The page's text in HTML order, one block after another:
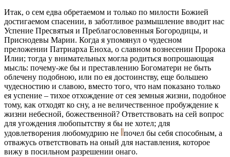
Итак, о сем едва обретаемом и только по милости Божией
достигаемом спасении, в заботливое размышление вводит нас
Успение Пресвятыя и Преблагословенныя Богородицы, и
Приснодевы Марии. Когда я упомянул о чудесном
преложении Патриарха Еноха, о славном вознесении Пророка
Илии; тогда у внимательных могла родиться вопрошающая
мысль: почему-же бы и преставлению Богоматери не быть
облечену подобною, или по ея достоинству, еще большею
чудесностию и славою, вместо того, что нам показано только
ея успение – тихое отхождение от сея земныя жизни, подобное
тому, как отходят ко сну, а не величественное пробуждение к
жизни небесной, божественной? Ответствовать на сей вопрос
для угождения любопытству я бы не хотел; для
удовлетворения любомудрию не почел бы себя способным, а
отважусь ответствовать на оный для наставления, которое
вижу в посильном разрешении онаго.